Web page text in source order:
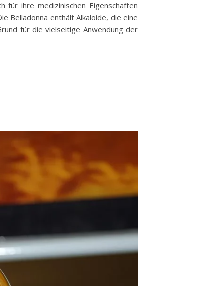
für ihre medizinischen Eigenschaften
Belladonna enthält Alkaloide, die eine
für die vielseitige Anwendung der